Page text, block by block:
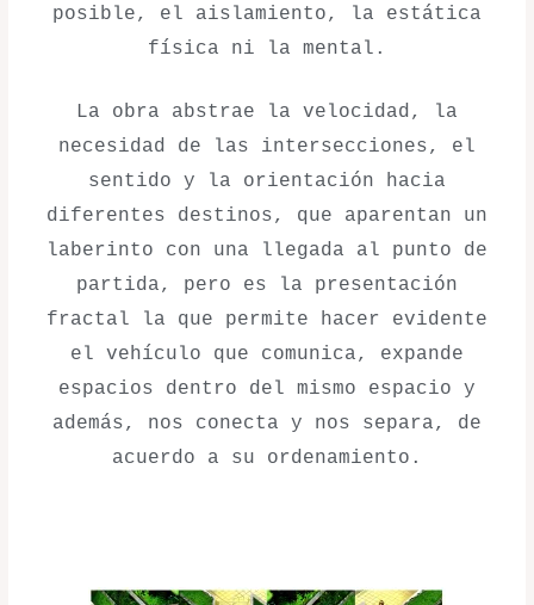
posible, el aislamiento, la estática
física ni la mental.
La obra abstrae la velocidad, la
necesidad de las intersecciones, el
sentido y la orientación hacia
diferentes destinos, que aparentan un
laberinto con una llegada al punto de
partida, pero es la presentación
fractal la que permite hacer evidente
el vehículo que comunica, expande
espacios dentro del mismo espacio y
además, nos conecta y nos separa, de
acuerdo a su ordenamiento.